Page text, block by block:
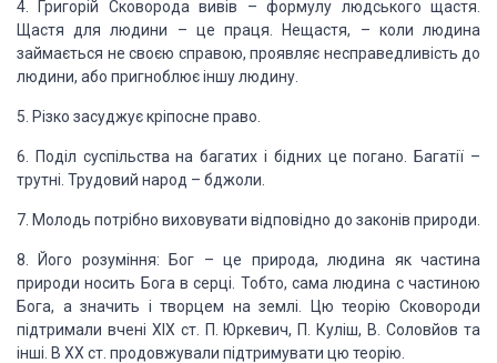
4. Григорій Сковорода вивів – формулу людського щастя.
Щастя для людини – це праця. Не­щастя, – коли людина
займається не своєю справою, проявляє неспра­ведливість до
людини, або пригноблює іншу людину.
5. Різко засуджує кріпосне право.
6. Поділ суспільства на багатих і бідних це погано. Ба­гатії –
трутні. Трудовий народ – бджоли.
7. Молодь потрібно виховувати відповідно до законів природи.
8. Його розуміння: Бог – це природа, людина як частина
природи носить Бога в серці. Тобто, сама людина с частиною
Бога, а значить і творцем на землі. Цю теорію Сковороди
підтримали вчені XIX ст. П. Юркевич, П. Куліш, В. Соловйов та
інші. В XX ст. продовжували підтримувати цю теорію.